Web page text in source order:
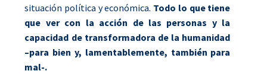
situación política y económica. Todo lo que tiene
que ver con la acción de las personas y la
capacidad de transformadora de la humanidad
–para bien y, lamentablemente, también para
mal-.